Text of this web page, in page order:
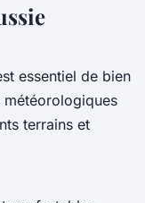
essentiel de bien
terrains et